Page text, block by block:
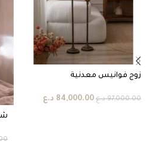
زوج فوانيس معدنية
97,000.00 د.ع 84,000.00 د.ع